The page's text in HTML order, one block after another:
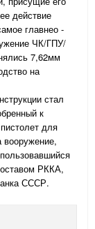
действие
главнео -
ЧК/ГПУ/
7,62мм
на
стал
к
для
вооружение,
РККА,
СССР.